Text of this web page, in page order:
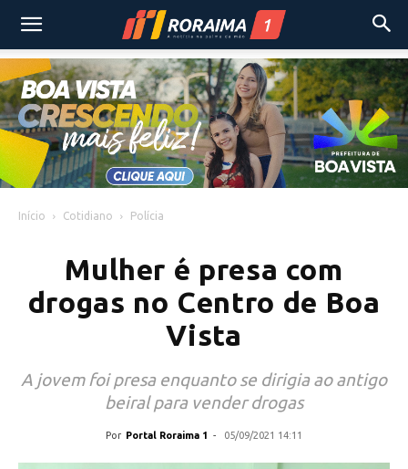
Início Cotidiano Polícia
Mulher é presa com
drogas no Centro de Boa
Vista
A jovem foi presa enquanto se dirigia ao antigo
beiral para vender drogas
Por Portal Roraima 1 - 05/09/2021 14:11